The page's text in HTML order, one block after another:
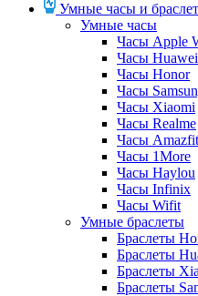
Умные часы и
Умные часы
Часы Apple
Часы Huawei
Часы Honor
Часы
Часы Xiaomi
Часы Realme
Часы Amazfit
Часы 1More
Часы Haylou
Часы Infinix
Часы Wifit
Умные браслеты
Браслеты
Браслеты
Браслеты
Браслеты